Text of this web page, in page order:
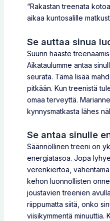
“Rakastan treenata
aikaa kuntosalille
Se auttaa sinua
Suurin haaste
Aikataulumme antaa
seurata. Tämä lisää
pitkään. Kun treenistä
omaa terveyttä.
kynnysmatkasta lähes
Se antaa sinulle
Säännöllinen treeni on
energiatasoa. Jopa
verenkiertoa,
kehon luonnollisten
joustavien treenien
riippumatta siitä, onko
viisikymmentä minuuttia.